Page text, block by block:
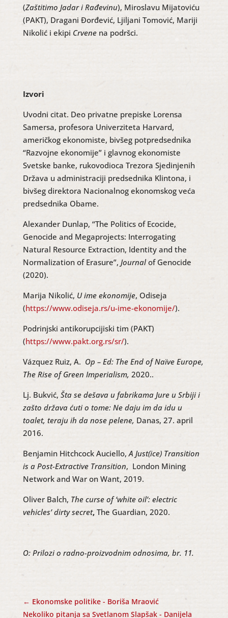
(Zaštitimo Jadar i Rađevinu), Miroslavu Mijatoviću
(PAKT), Dragani Đorđević, Ljiljani Tomović, Mariji
Nikolić i ekipi Crvenena podršci.
Izvori
Uvodni citat. Deo privatne prepiske Lorensa
Samersa, profesora Univerziteta Harvard,
američkog ekonomiste, bivšeg potpredsednika
“Razvojne ekonomije” i glavnog ekonomiste
Svetske banke, rukovodioca Trezora Sjedinjenih
Država u administraciji predsednika Klintona, i
bivšeg direktora Nacionalnog ekonomskog veća
predsednika Obame.
Alexander Dunlap, “The Politics of Ecocide,
Genocide and Megaprojects: Interrogating
Natural Resource Extraction, Identity and the
Normalization of Erasure”, Journalof Genocide
(2020).
Marija Nikolić, U ime ekonomije, Odiseja
(https://www.odiseja.rs/u-ime-ekonomije/).
Podrinjski antikorupcijiski tim (PAKT)
(https://www.pakt.org.rs/sr/).
Vázquez Ruiz, A. Op – Ed: The End of Naïve Europe,
The Rise of Green Imperialism, 2020..
Lj. Bukvić, Šta se dešava u fabrikama Jure u Srbiji i
zašto država ćuti o tome: Ne daju im da idu u
toalet, teraju ih da nose pelene, Danas, 27. april
2016.
Benjamin Hitchcock Auciello,A Just(ice) Transition
is a Post-Extractive Transition, London Mining
Network and War on Want, 2019.
Oliver Balch, The curse of ‘white oil’: electric
vehicles’ dirty secret, The Guardian, 2020.
O: Prilozi o radno-proizvodnim odnosima, br. 11.
← Ekonomske politike - Boriša Mraović
Nekoliko pitanja sa Svetlanom Slapšak - Danijela